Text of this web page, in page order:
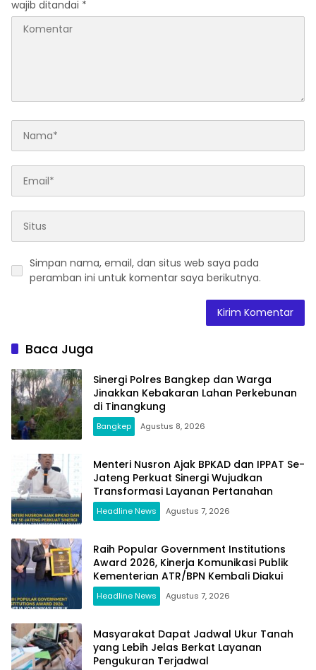
wajib ditandai *
Simpan nama, email, dan situs web saya pada
peramban ini untuk komentar saya berikutnya.
Baca Juga
Sinergi Polres Bangkep dan Warga
Jinakkan Kebakaran Lahan Perkebunan
di Tinangkung
Bangkep Agustus 8, 2026
Menteri Nusron Ajak BPKAD dan IPPAT Se-
Jateng Perkuat Sinergi Wujudkan
Transformasi Layanan Pertanahan
Headline News Agustus 7, 2026
Raih Popular Government Institutions
Award 2026, Kinerja Komunikasi Publik
Kementerian ATR/BPN Kembali Diakui
Headline News Agustus 7, 2026
Masyarakat Dapat Jadwal Ukur Tanah
yang Lebih Jelas Berkat Layanan
Pengukuran Terjadwal